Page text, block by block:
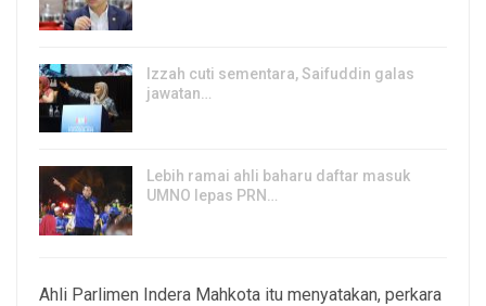
Izzah cuti sementara, Saifuddin galas
jawatan…
Lebih ramai ahli baharu daftar masuk
UMNO lepas PRN…
Ahli Parlimen Indera Mahkota itu menyatakan, perkara